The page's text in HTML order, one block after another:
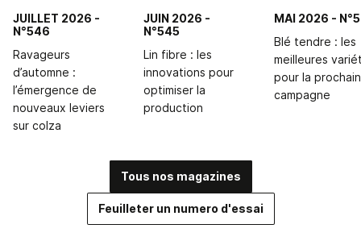
JUILLET 2026 -
N°546
Ravageurs
d’automne :
l’émergence de
nouveaux leviers
sur colza
JUIN 2026 -
N°545
Lin fibre : les
innovations pour
optimiser la
production
MAI 2026 -
Blé tendre : les
meilleures
pour la
campagne
Tous nos magazines
Feuilleter un numero d'essai